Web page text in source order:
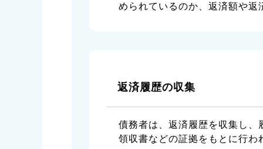
められているのか、返済額や
返済履歴の収集
債務者は、返済履歴を収集し
領収書などの証拠をもとに行わ